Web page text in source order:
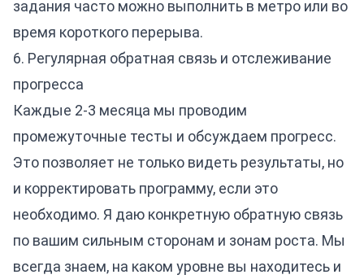
задания часто можно выполнить в метро или во
время короткого перерыва.
6. Регулярная обратная связь и отслеживание
прогресса
Каждые 2-3 месяца мы проводим
промежуточные тесты и обсуждаем прогресс.
Это позволяет не только видеть результаты, но
и корректировать программу, если это
необходимо. Я даю конкретную обратную связь
по вашим сильным сторонам и зонам роста. Мы
всегда знаем, на каком уровне вы находитесь и